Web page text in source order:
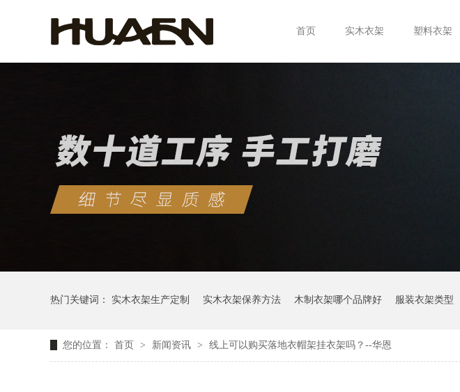
首页 实木衣架 塑料衣架
热门关键词： 实木衣架生产定制 实木衣架保养方法 木制衣架哪个品牌好 服装衣架类型
您的位置： 首页 > 新闻资讯 > 线上可以购买落地衣帽架挂衣架吗？--华恩